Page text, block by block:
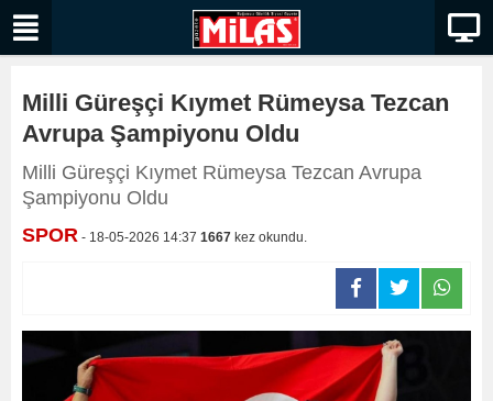
Milli Güreşçi Kıymet Rümeysa Tezcan
Avrupa Şampiyonu Oldu
Milli Güreşçi Kıymet Rümeysa Tezcan Avrupa
Şampiyonu Oldu
SPOR - 18-05-2026 14:37 1667 kez okundu.